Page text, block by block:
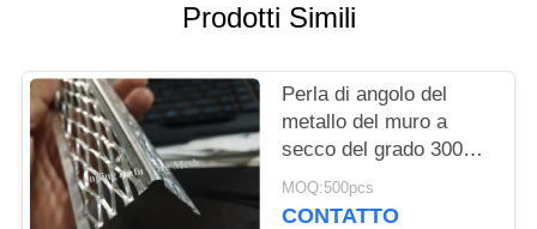
POLICY
Prodotti Simili
Perla di angolo del
metallo del muro a
secco del grado 3003
della lega di alluminio
in espansione con la
MOQ:500pcs
CONTATTO